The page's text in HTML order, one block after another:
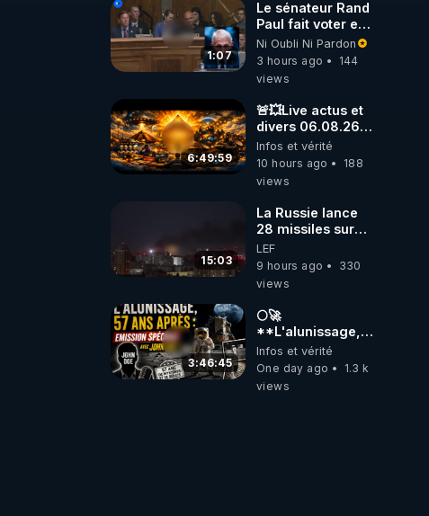
1:07
Le sénateur Rand
Paul fait voter en
commission
l'outrage au
Congrès contre
Ni Oubli Ni Pardon
3 hours ago
144
views
6:49:59
🚨💥Live actus et
divers 06.08.26💥
🚨
Infos et vérité
10 hours ago
188
views
15:03
La Russie lance
28 missiles sur
Kiev, l'attaque
révèle la faiblesse
de Kiev
LEF
9 hours ago
330
views
3:46:45
🌕🚀
**L'alunissage,
57 ans après :
Émission spéciale
avec John Doe
Infos et vérité
One day ago
1.3 k
views